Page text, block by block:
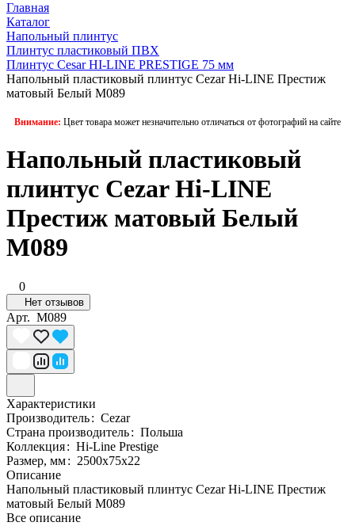
Главная
Каталог
Напольный плинтус
Плинтус пластиковый ПВХ
Плинтус Cesar HI-LINE PRESTIGE 75 мм
Напольный пластиковый плинтус Cezar Hi-LINE Престиж
матовый Белый M089
Внимание: Цвет товара может незначительно отличаться от фотографий на сайте
Напольный пластиковый
плинтус Cezar Hi-LINE
Престиж матовый Белый
M089
0
Нет отзывов
Арт. M089
Характеристики
Производитель: Cezar
Страна производитель: Польша
Коллекция: Hi-Line Prestige
Размер, мм: 2500x75x22
Описание
Напольный пластиковый плинтус Cezar Hi-LINE Престиж
матовый Белый M089
Все описание